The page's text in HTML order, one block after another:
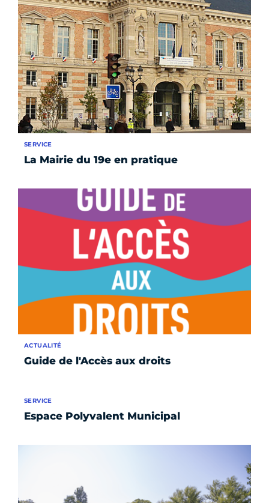
La Mairie du 19e en pratique
SERVICE
Guide de l'Accès aux droits
ACTUALITÉ
Espace Polyvalent Municipal
SERVICE